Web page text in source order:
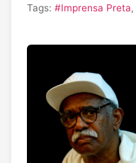
Tags: #Imprensa Preta,